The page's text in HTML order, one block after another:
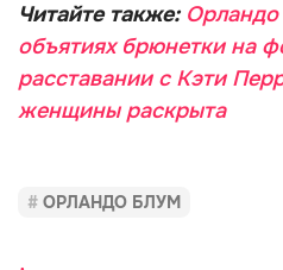
Читайте также:
объятиях брюнетки на
расставании с Кэти
женщины раскрыта
ОРЛАНДО БЛУМ